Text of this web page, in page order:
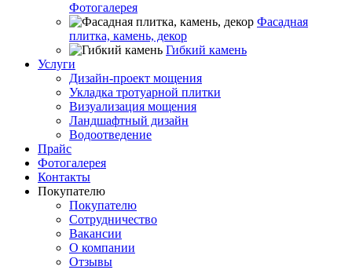
Фотогалерея
Фасадная
плитка, камень, декор
Гибкий камень
Услуги
Дизайн-проект мощения
Укладка тротуарной плитки
Визуализация мощения
Ландшафтный дизайн
Водоотведение
Прайс
Фотогалерея
Контакты
Покупателю
Покупателю
Сотрудничество
Вакансии
О компании
Отзывы